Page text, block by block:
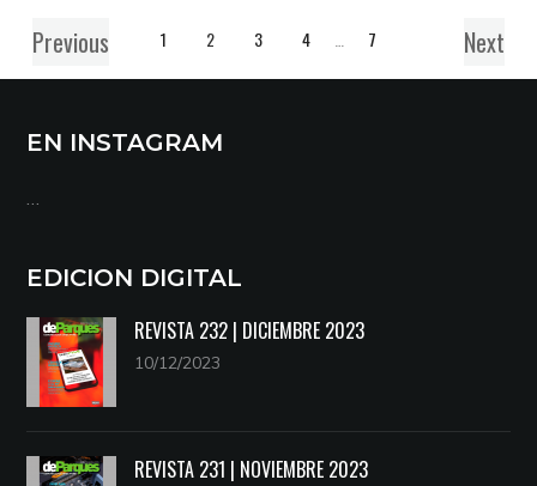
Previous 1 2 3 4 7 Next
EN INSTAGRAM
…
EDICION DIGITAL
REVISTA 232 | DICIEMBRE 2023
10/12/2023
REVISTA 231 | NOVIEMBRE 2023